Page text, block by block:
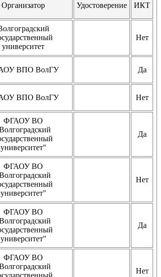
Организатор Удостоверение ИКТ
университет
Нет
ВПО ВолГУ Да
ВПО ВолГУ Нет
ФГАОУ ВО
университет"
Да
ФГАОУ ВО
университет"
Нет
ФГАОУ ВО
университет"
Да
ФГАОУ ВО
Нет